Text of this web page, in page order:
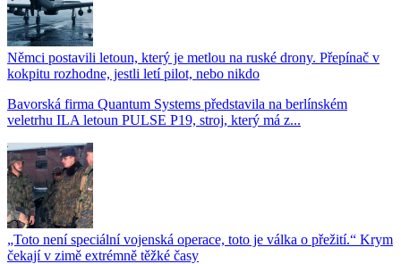
Němci postavili letoun, který je metlou na ruské drony. Přepínač v
kokpitu rozhodne, jestli letí pilot, nebo nikdo
Bavorská firma Quantum Systems představila na berlínském
veletrhu ILA letoun PULSE P19, stroj, který má z...
„Toto není speciální vojenská operace, toto je válka o přežití.“ Krym
čekají v zimě extrémně těžké časy